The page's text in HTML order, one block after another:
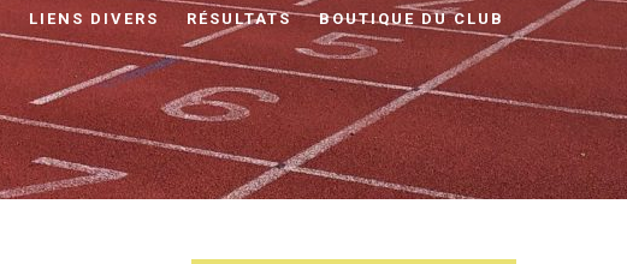
LIENS DIVERS RÉSULTATS BOUTIQUE DU CLUB